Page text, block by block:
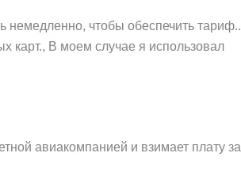
немедленно, чтобы обеспечить тариф..
карт., В моем случае я использовал
авиакомпанией и взимает плату за